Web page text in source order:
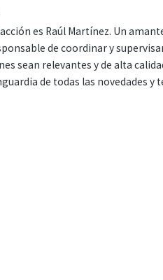
es Raúl Martínez. Un
de coordinar y
sean relevantes y de alta
de todas las novedades y